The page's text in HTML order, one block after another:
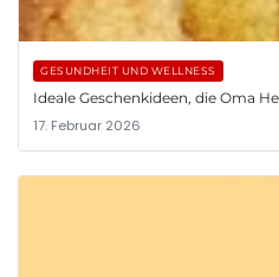
GESUNDHEIT UND WELLNESS
Ideale Geschenkideen, die Oma
17. Februar 2026